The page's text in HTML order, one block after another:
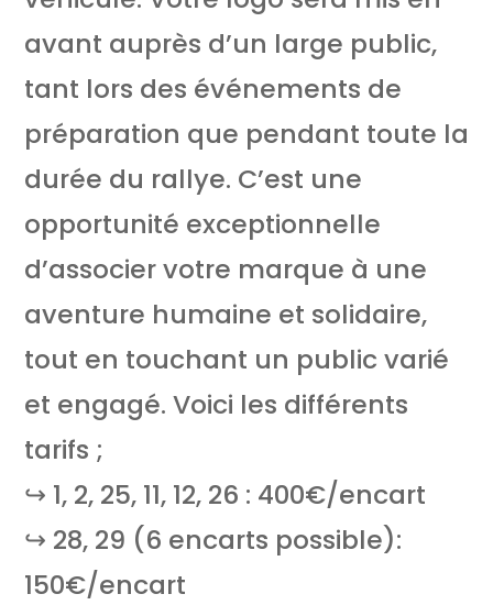
avant auprès d’un large public,
tant lors des événements de
préparation que pendant toute la
durée du rallye. C’est une
opportunité exceptionnelle
d’associer votre marque à une
aventure humaine et solidaire,
tout en touchant un public varié
et engagé. Voici les différents
tarifs ;
↪ 1, 2, 25, 11, 12, 26 : 400€/encart
↪ 28, 29 (6 encarts possible):
150€/encart